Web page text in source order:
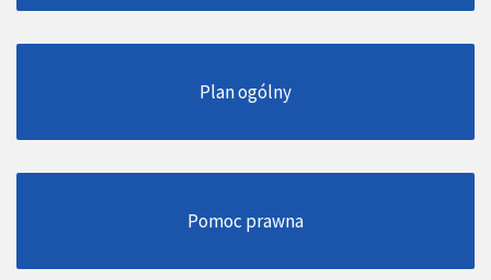
Plan ogólny
Pomoc prawna